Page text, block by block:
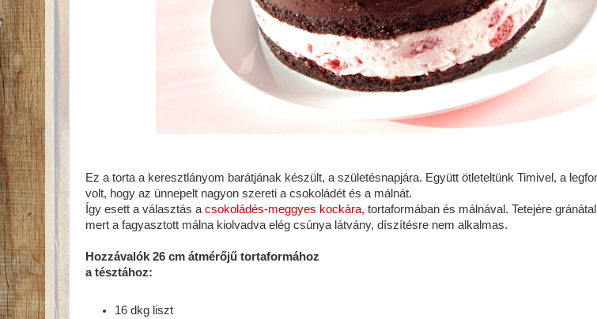
Ez a torta a keresztlányom barátjának készült, a születésnapjára. Együtt ötleteltünk Timivel, a
volt, hogy az ünnepelt nagyon szereti a csokoládét és a málnát.
Így esett a választás a csokoládés-meggyes kockára, tortaformában és málnával. Tetejére
mert a fagyasztott málna kiolvadva elég csúnya látvány, díszítésre nem alkalmas.
Hozzávalók 26 cm átmérőjű tortaformához
a tésztához:
16 dkg liszt